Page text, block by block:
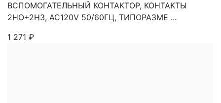
ВСПОМОГАТЕЛЬНЫЙ КОНТАКТОР, КОНТАКТЫ
2НО+2НЗ, AC120V 50/60ГЦ, ТИПОРАЗМЕ ...
1 271 ₽